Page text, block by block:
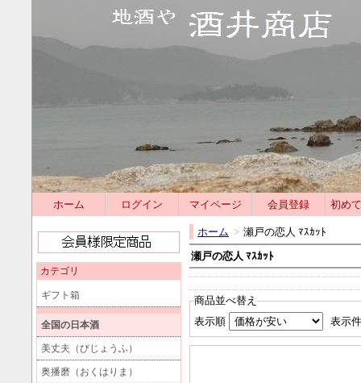
ホーム ログイン マイページ 会員登録 初め
ホーム > 瀬戸の恋人 ﾏｽｶｯﾄ
瀬戸の恋人 ﾏｽｶｯﾄ
商品並べ替え
表示順
表示
カテゴリ
ギフト箱
全国の日本酒
美丈夫（びじょうふ）
奥播磨（おくはりま）